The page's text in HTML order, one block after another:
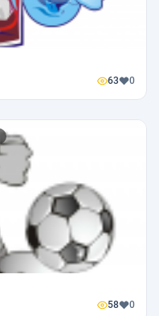
63 0
58 0